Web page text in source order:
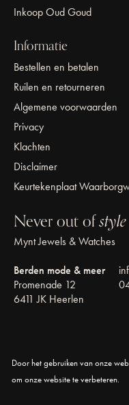
Inkoop Oud Goud
Informatie
Bestellen en betalen
Ruilen en retourneren
Algemene voorwaarden
Privacy
Klachten
Disclaimer
Keurtekenplaat
Never out ofstyle
Mynt Jewels & Watches
Berden mode & meer
Promenade 12
6411 JK Heerlen
© Copyright 2026 Mynt Jewels &
Door het gebruiken van onze
om onze website te verbeteren.